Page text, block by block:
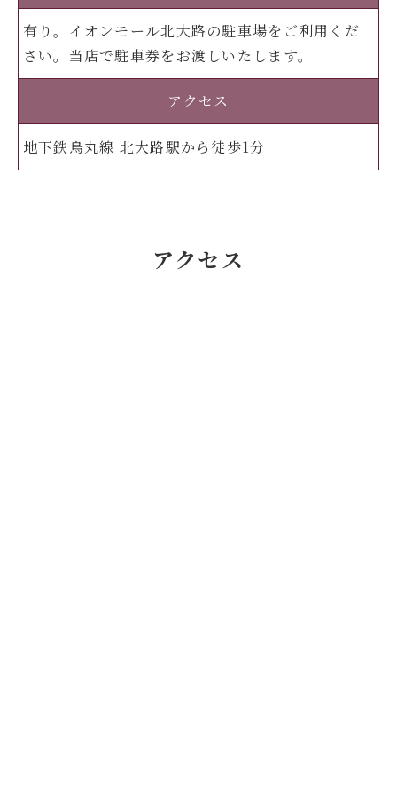
有り。イオンモール北大路の駐車場をご利用くだ
さい。当店で駐車券をお渡しいたします。
アクセス
地下鉄烏丸線 北大路駅から徒歩1分
アクセス